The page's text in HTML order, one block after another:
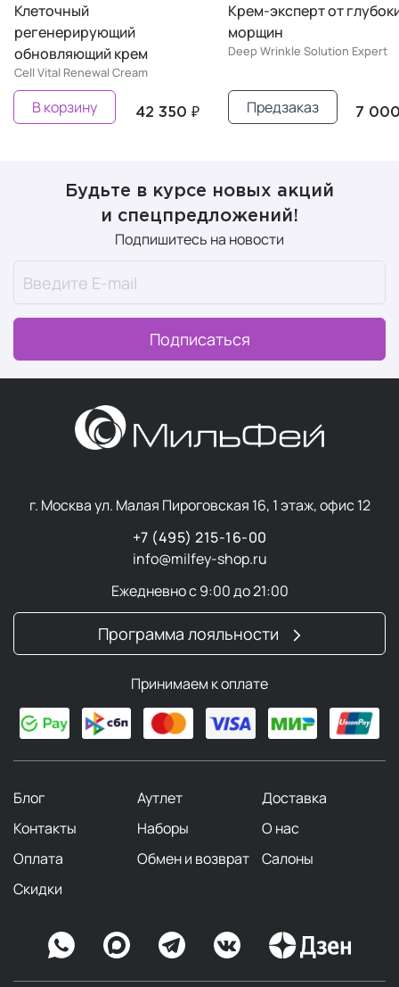
Крем-эксперт от глубоких
морщин
Deep Wrinkle Solution Expert
7 000 ₽
Предзаказ
Микроклеточная
маска Micro Cell-Tox
Micro Cell-Tox Bubble Mask
9
Предзаказ
Будьте в курсе новых акций
и спецпредложений!
Подпишитесь на новости
Подписаться
г. Москва ул. Малая Пироговская 16, 1 этаж, офис 12
+7 (495) 215-16-00
info@milfey-shop.ru
Ежедневно с 9:00 до 21:00
Программа лояльности
Принимаем к оплате
Блог Аутлет
Доставка
Контакты
Наборы
О нас
Оплата
Обмен и возврат
Салоны
Скидки